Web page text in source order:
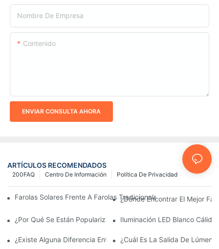
Nombre De Empresa
Contenido
ENVIAR CONSULTA AHORA
ARTÍCULOS RECOMENDADOS
Política De Privacidad
Centro De Información
200FAQ
Farolas Solares Frente A Farolas Tradicionales: Coste, Retorno
¿Dónde Encontrar El Mejor
¿Por Qué Se Están Popularizando Las Farolas Solares?
Iluminación LED Blanco Cálido
¿Existe Alguna Diferencia Entre Las Luces Del Área De
¿Cuál Es La Salida De